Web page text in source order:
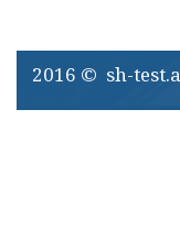
2016 © sh-